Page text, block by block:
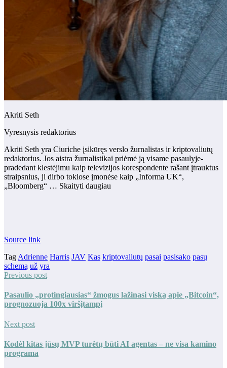
Akriti Seth
Vyresnysis redaktorius
Akriti Seth yra Ciuriche įsikūręs verslo žurnalistas ir kriptovaliutų
redaktorius. Jos aistra žurnalistikai priėmė ją visame pasaulyje-
pradedant klestėjimu kaip televizijos korespondente rašant įtrauktus
straipsnius, ji dirbo tokiose įmonėse kaip „Informa UK“,
„Bloomberg“ … Skaityti daugiau
Source link
Tag Adrienne Harris JAV Kas kriptovaliutų pasai pasisako pasų
schemą už yra
Previous post
Pasaulio „protingiausias“ žmogus lažinasi viską apie „Bitcoin“,
prognozuoja 100x viršįtampį
Next post
Kodėl kitas jūsų MVP turėtų būti AI agentas – ne visa kamino
programa